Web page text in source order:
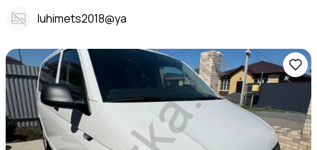
Iuhimets2018@ya